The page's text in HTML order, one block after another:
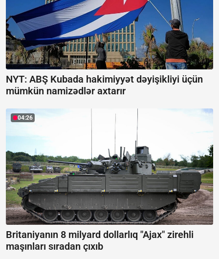
NYT: ABŞ Kubada hakimiyyət dəyişikliyi üçün
mümkün namizədlər axtarır
04:26
Britaniyanın 8 milyard dollarlıq "Ajax" zirehli
maşınları sıradan çıxıb